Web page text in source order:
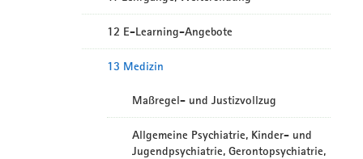
12 E-Learning-Angebote
13 Medizin
Maßregel- und Justizvollzug
Allgemeine Psychiatrie, Kinder- und
Jugendpsychiatrie, Gerontopsychiatrie,